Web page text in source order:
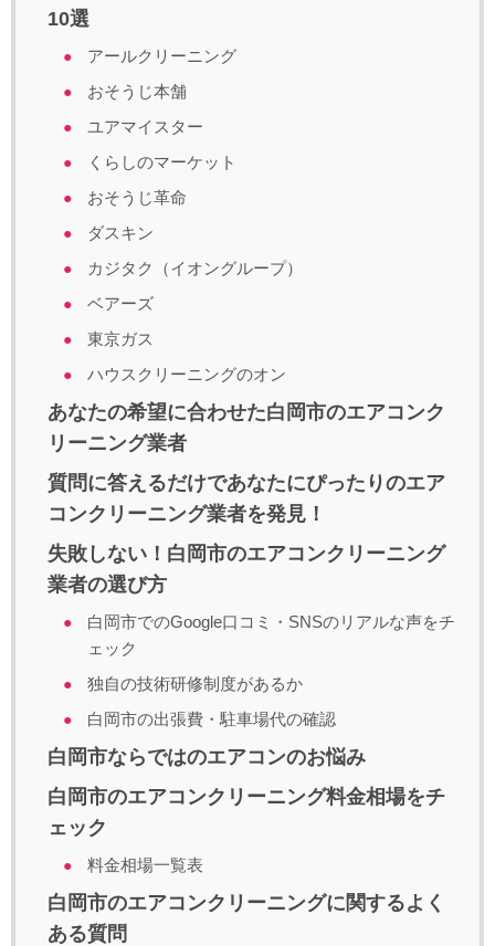
10選
アールクリーニング
おそうじ本舗
ユアマイスター
くらしのマーケット
おそうじ革命
ダスキン
カジタク（イオングループ）
ベアーズ
東京ガス
ハウスクリーニングのオン
あなたの希望に合わせた白岡市のエアコンク
リーニング業者
質問に答えるだけであなたにぴったりのエア
コンクリーニング業者を発見！
失敗しない！白岡市のエアコンクリーニング
業者の選び方
白岡市でのGoogle口コミ・SNSのリアルな声をチ
ェック
独自の技術研修制度があるか
白岡市の出張費・駐車場代の確認
白岡市ならではのエアコンのお悩み
白岡市のエアコンクリーニング料金相場をチ
ェック
料金相場一覧表
白岡市のエアコンクリーニングに関するよく
ある質問